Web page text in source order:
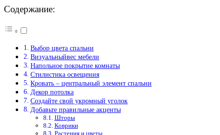
Содержание:
Выбор цвета спальни
Визуальныйвес мебели
Напольное покрытие комнаты
Стилистика освещения
Кровать – центральный элемент спальни
Декор потолка
Создайте свой укромный уголок
Добавьте правильные акценты
Шторы
Коврики
Растения и цветы